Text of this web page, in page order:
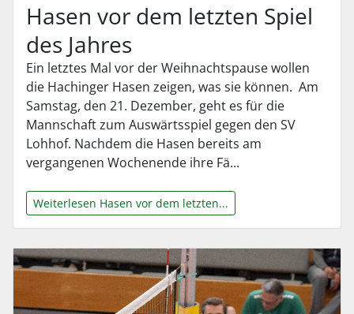
Hasen vor dem letzten Spiel
des Jahres
Ein letztes Mal vor der Weihnachtspause wollen
die Hachinger Hasen zeigen, was sie können. Am
Samstag, den 21. Dezember, geht es für die
Mannschaft zum Auswärtsspiel gegen den SV
Lohhof. Nachdem die Hasen bereits am
vergangenen Wochenende ihre Fä...
Weiterlesen Hasen vor dem letzten...